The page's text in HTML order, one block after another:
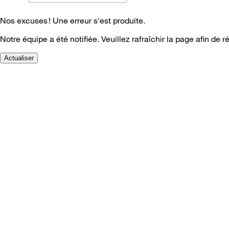
Nos excuses ! Une erreur s'est produite.
Notre équipe a été notifiée. Veuillez rafraîchir la page afin de
Actualiser